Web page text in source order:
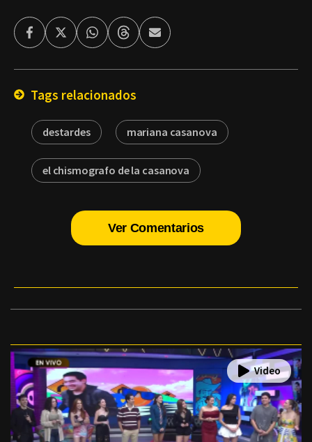
FacebookTwitterWhatsappThreadsEnviar
por
Tags relacionados
destardes mariana casanova
el chismografo de la casanova
Ver Comentarios